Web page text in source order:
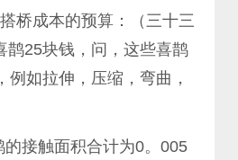
桥成本的预算：（三十三
鹊25块钱，问，这些喜鹊
如拉伸，压缩，弯曲，
接触面积合计为0。005